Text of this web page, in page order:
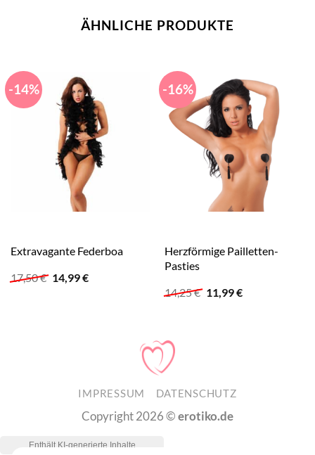
ÄHNLICHE PRODUKTE
-14%
Extravagante Federboa
17,50€ Ursprünglicher
Preis
14,99€Aktueller
-16%
Herzförmige Pailletten-
Pasties
14,25€ Ursprünglicher
Preis
11,99€Aktueller
IMPRESSUM DATENSCHUTZ
Copyright 2026 ©erotiko.de